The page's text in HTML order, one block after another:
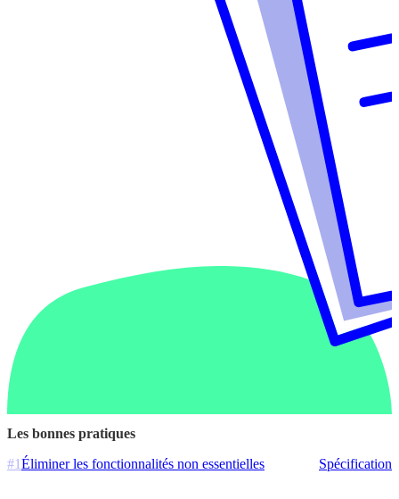
Les bonnes pratiques
#1Éliminer les fonctionnalités non essentielles Spécification